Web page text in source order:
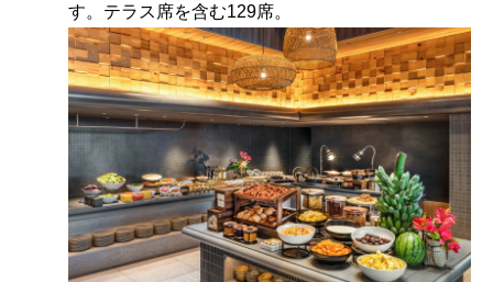
す。テラス席を含む129席。